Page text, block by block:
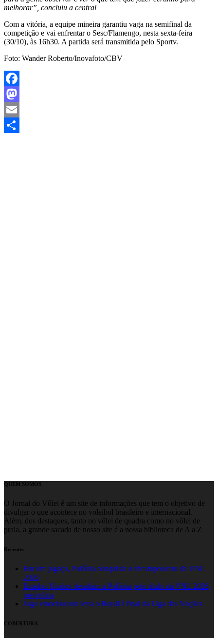
melhorar”, concluiu a central
Com a vitória, a equipe mineira garantiu vaga na semifinal da
competição e vai enfrentar o Sesc/Flamengo, nesta sexta-feira
(30/10), às 16h30. A partida será transmitida pelo Sportv.
Foto: Wander Roberto/Inovafoto/CBV
Facebook
Mastodon
Email
QUEM SOMOS
O Jornal do Vôlei é um site de informações que tem o objetivo de
divulgar o que acontece no voleibol brasileiro e internacional.
Além, dos destaques, tanto no vôlei de quadra como no vôlei de
praia, a grande sacada de nosso site é a nossa biblioteca de A a Z
Recentes
Em um jogaço, Polônia conquista o tricampeonato da VNL
2026
Estados Unidos desafiam a Polônia pelo título da VNL 2026
masculina
Jogo emocionante leva o Brasil à final da Liga das Nações
COBERTURA